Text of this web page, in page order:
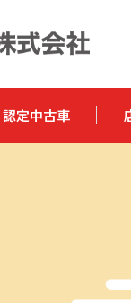
認定中古車